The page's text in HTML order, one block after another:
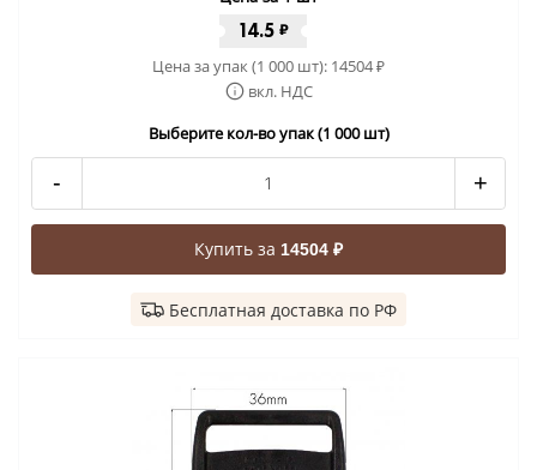
14.5 ₽
Цена за упак (1 000 шт): 14504₽
вкл. НДС
Выберите кол-во упак (1 000 шт)
- +
Купить за 14504 ₽
Бесплатная доставка по РФ